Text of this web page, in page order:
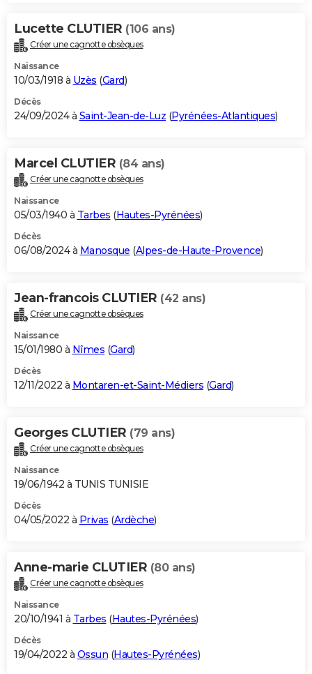
Lucette CLUTIER (106 ans)
Créer une cagnotte obsèques
Naissance
10/03/1918 à Uzès (Gard)
Décès
24/09/2024 à Saint-Jean-de-Luz (Pyrénées-Atlantiques)
Marcel CLUTIER (84 ans)
Créer une cagnotte obsèques
Naissance
05/03/1940 à Tarbes (Hautes-Pyrénées)
Décès
06/08/2024 à Manosque (Alpes-de-Haute-Provence)
Jean-francois CLUTIER (42 ans)
Créer une cagnotte obsèques
Naissance
15/01/1980 à Nîmes (Gard)
Décès
12/11/2022 à Montaren-et-Saint-Médiers (Gard)
Georges CLUTIER (79 ans)
Créer une cagnotte obsèques
Naissance
19/06/1942 à TUNIS TUNISIE
Décès
04/05/2022 à Privas (Ardèche)
Anne-marie CLUTIER (80 ans)
Créer une cagnotte obsèques
Naissance
20/10/1941 à Tarbes (Hautes-Pyrénées)
Décès
19/04/2022 à Ossun (Hautes-Pyrénées)